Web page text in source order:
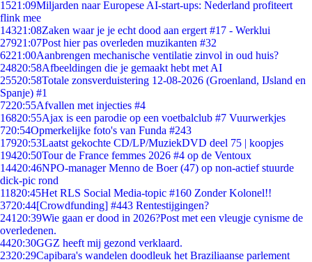
1521:09Miljarden naar Europese AI-start-ups: Nederland profiteert
flink mee
14321:08Zaken waar je je echt dood aan ergert #17 - Werklui
27921:07Post hier pas overleden muzikanten #32
6221:00Aanbrengen mechanische ventilatie zinvol in oud huis?
24820:58Afbeeldingen die je gemaakt hebt met AI
25520:58Totale zonsverduistering 12-08-2026 (Groenland, IJsland en
Spanje) #1
7220:55Afvallen met injecties #4
16820:55Ajax is een parodie op een voetbalclub #7 Vuurwerkjes
720:54Opmerkelijke foto's van Funda #243
17920:53Laatst gekochte CD/LP/MuziekDVD deel 75 | koopjes
19420:50Tour de France femmes 2026 #4 op de Ventoux
14420:46NPO-manager Menno de Boer (47) op non-actief stuurde
dick-pic rond
11820:45Het RLS Social Media-topic #160 Zonder Kolonel!!
3720:44[Crowdfunding] #443 Rentestijgingen?
241 20:39Wie gaan er dood in 2026?Post met een vleugje cynisme de
overledenen.
4420:30GGZ heeft mij gezond verklaard.
2320:29Capibara's wandelen doodleuk het Braziliaanse parlement